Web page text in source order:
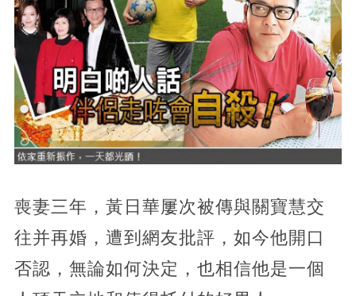
喪妻三年，黃日華屢次被傳與關寶慧交
往并再婚，遭到網友批評，如今他開口
否認，無論如何決定，也相信他是一個